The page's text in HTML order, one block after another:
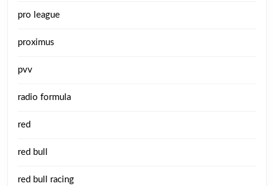
pro league
proximus
pvv
radio formula
red
red bull
red bull racing